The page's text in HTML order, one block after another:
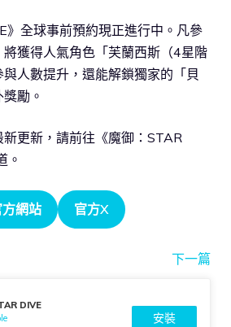
》全球事前預約現正進行中。凡參
獲得人氣角色「芙蘭西斯（4星階
人數提升，還能解鎖獨家的「貝
勵。
更新，請前往《魔御：STAR
。
方網站 官方X
下一篇
DIVE
安裝